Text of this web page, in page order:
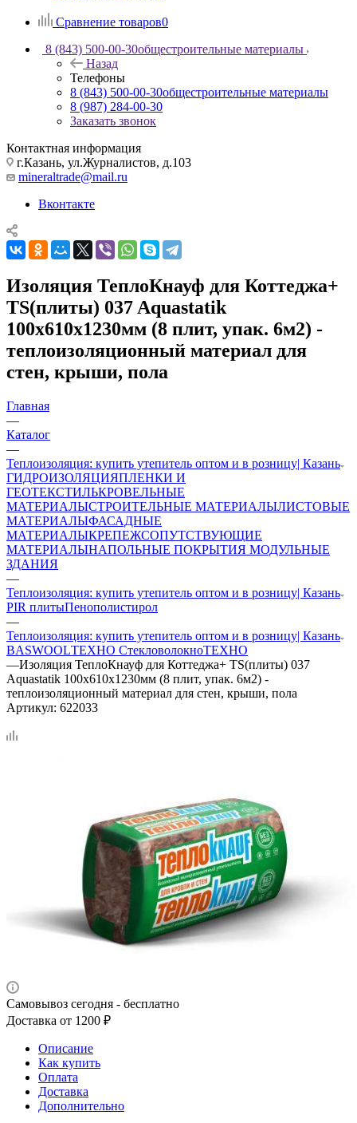
Сравнение товаров0
8 (843) 500-00-30общестроительные материалы
Назад
Телефоны
8 (843) 500-00-30общестроительные материалы
8 (987) 284-00-30
Заказать звонок
Контактная информация
г.Казань, ул.Журналистов, д.103
mineraltrade@mail.ru
Вконтакте
Изоляция ТеплоКнауф для Коттеджа+
TS(плиты) 037 Aquastatik
100х610х1230мм (8 плит, упак. 6м2) -
теплоизоляционный материал для
стен, крыши, пола
Главная
—
Каталог
—
Теплоизоляция: купить утепитель оптом и в розницу| Казань
ГИДРОИЗОЛЯЦИЯПЛЕНКИ И
ГЕОТЕКСТИЛЬКРОВЕЛЬНЫЕ
МАТЕРИАЛЫСТРОИТЕЛЬНЫЕ МАТЕРИАЛЫЛИСТОВЫЕ
МАТЕРИАЛЫФАСАДНЫЕ
МАТЕРИАЛЫКРЕПЕЖСОПУТСТВУЮЩИЕ
МАТЕРИАЛЫНАПОЛЬНЫЕ ПОКРЫТИЯ МОДУЛЬНЫЕ
ЗДАНИЯ
—
Теплоизоляция: купить утепитель оптом и в розницу| Казань
PIR плитыПенополистирол
—
Теплоизоляция: купить утепитель оптом и в розницу| Казань
BASWOOLТЕХНО СтекловолокноТЕХНО
—Изоляция ТеплоКнауф для Коттеджа+ TS(плиты) 037
Aquastatik 100х610х1230мм (8 плит, упак. 6м2) -
теплоизоляционный материал для стен, крыши, пола
Артикул: 622033
Самовывоз сегодня - бесплатно
Доставка от 1200 ₽
Описание
Как купить
Оплата
Доставка
Дополнительно